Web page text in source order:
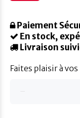
Paiement
En stock,
Livraison
Faites plaisir à